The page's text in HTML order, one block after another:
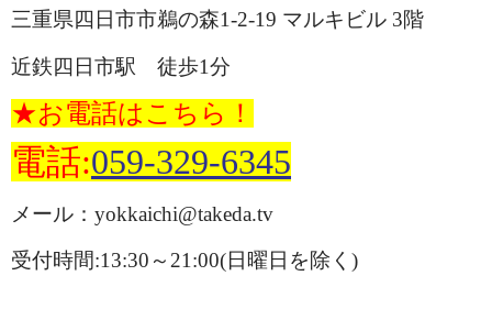
三重県四日市市鵜の森1-2-19 マルキビル 3階
近鉄四日市駅 徒歩1分
★お電話はこちら！
電話:059-329-6345
メール：yokkaichi@takeda.tv
受付時間:13:30～21:00(日曜日を除く)